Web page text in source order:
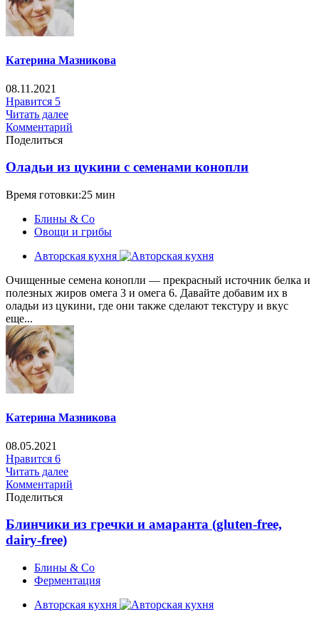
Катерина Мазникова
08.11.2021
Нравится 5
Читать далее
Комментарий
Поделиться
Оладьи из цукини с семенами конопли
Время готовки:25 мин
Блины & Co
Овощи и грибы
Авторская кухня
Очищенные семена конопли — прекрасный источник белка и
полезных жиров омега 3 и омега 6. Давайте добавим их в
оладьи из цукини, где они также сделают текстуру и вкус
еще...
Катерина Мазникова
08.05.2021
Нравится 6
Читать далее
Комментарий
Поделиться
Блинчики из гречки и амаранта (gluten-free,
dairy-free)
Блины & Co
Ферментация
Авторская кухня